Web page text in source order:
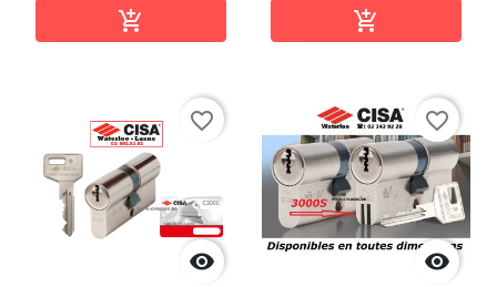
 

favorite_border

favorite_border